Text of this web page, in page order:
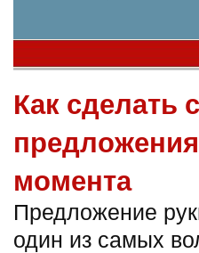
Как сделать
момента
Предложение
один из самых